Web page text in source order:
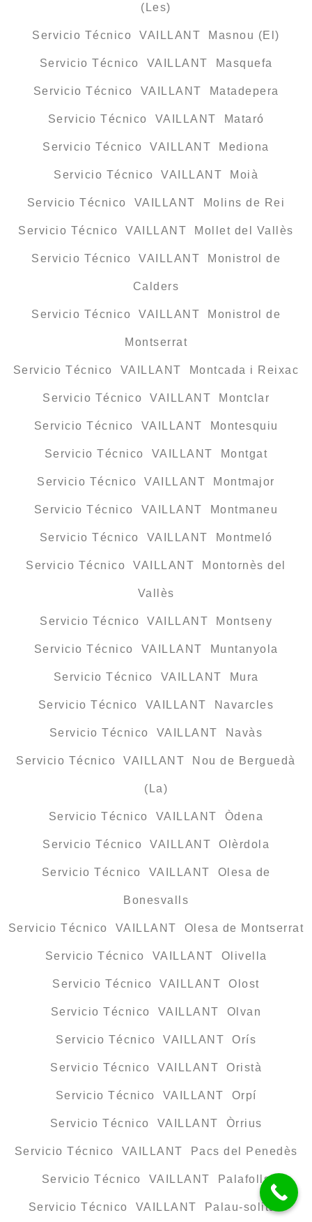
(Les)
Servicio Técnico VAILLANT Masnou (El)
Servicio Técnico VAILLANT Masquefa
Servicio Técnico VAILLANT Matadepera
Servicio Técnico VAILLANT Mataró
Servicio Técnico VAILLANT Mediona
Servicio Técnico VAILLANT Moià
Servicio Técnico VAILLANT Molins de Rei
Servicio Técnico VAILLANT Mollet del Vallès
Servicio Técnico VAILLANT Monistrol de
Calders
Servicio Técnico VAILLANT Monistrol de
Montserrat
Servicio Técnico VAILLANT Montcada i Reixac
Servicio Técnico VAILLANT Montclar
Servicio Técnico VAILLANT Montesquiu
Servicio Técnico VAILLANT Montgat
Servicio Técnico VAILLANT Montmajor
Servicio Técnico VAILLANT Montmaneu
Servicio Técnico VAILLANT Montmeló
Servicio Técnico VAILLANT Montornès del
Vallès
Servicio Técnico VAILLANT Montseny
Servicio Técnico VAILLANT Muntanyola
Servicio Técnico VAILLANT Mura
Servicio Técnico VAILLANT Navarcles
Servicio Técnico VAILLANT Navàs
Servicio Técnico VAILLANT Nou de Berguedà
(La)
Servicio Técnico VAILLANT Òdena
Servicio Técnico VAILLANT Olèrdola
Servicio Técnico VAILLANT Olesa de
Bonesvalls
Servicio Técnico VAILLANT Olesa de Montserrat
Servicio Técnico VAILLANT Olivella
Servicio Técnico VAILLANT Olost
Servicio Técnico VAILLANT Olvan
Servicio Técnico VAILLANT Orís
Servicio Técnico VAILLANT Oristà
Servicio Técnico VAILLANT Orpí
Servicio Técnico VAILLANT Òrrius
Servicio Técnico VAILLANT Pacs del Penedès
Servicio Técnico VAILLANT Palafolls
Servicio Técnico VAILLANT Palau-solità i